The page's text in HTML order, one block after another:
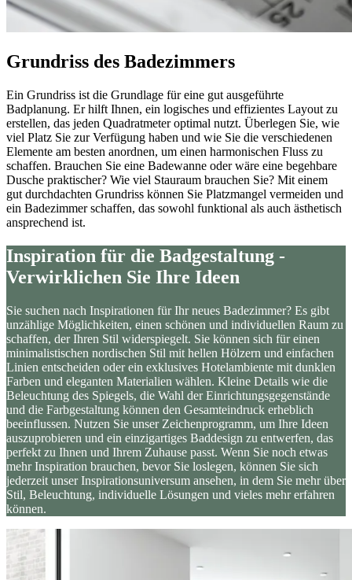
Grundriss des Badezimmers
Ein Grundriss ist die Grundlage für eine gut ausgeführte
Badplanung. Er hilft Ihnen, ein logisches und effizientes Layout zu
erstellen, das jeden Quadratmeter optimal nutzt. Überlegen Sie, wie
viel Platz Sie zur Verfügung haben und wie Sie die verschiedenen
Elemente am besten anordnen, um einen harmonischen Fluss zu
schaffen. Brauchen Sie eine Badewanne oder wäre eine begehbare
Dusche praktischer? Wie viel Stauraum brauchen Sie? Mit einem
gut durchdachten Grundriss können Sie Platzmangel vermeiden und
ein Badezimmer schaffen, das sowohl funktional als auch ästhetisch
ansprechend ist.
Inspiration für die Badgestaltung -
Verwirklichen Sie Ihre Ideen
Sie suchen nach Inspirationen für Ihr neues Badezimmer? Es gibt
unzählige Möglichkeiten, einen schönen und individuellen Raum zu
schaffen, der Ihren Stil widerspiegelt. Sie können sich für einen
minimalistischen nordischen Stil mit hellen Hölzern und einfachen
Linien entscheiden oder ein exklusives Hotelambiente mit dunklen
Farben und eleganten Materialien wählen. Kleine Details wie die
Beleuchtung des Spiegels, die Wahl der Einrichtungsgegenstände
und die Farbgestaltung können den Gesamteindruck erheblich
beeinflussen. Nutzen Sie unser Zeichenprogramm, um Ihre Ideen
auszuprobieren und ein einzigartiges Baddesign zu entwerfen, das
perfekt zu Ihnen und Ihrem Zuhause passt. Wenn Sie noch etwas
mehr Inspiration brauchen, bevor Sie loslegen, können Sie sich
jederzeit unser Inspirationsuniversum ansehen, in dem Sie mehr über
Stil, Beleuchtung, individuelle Lösungen und vieles mehr erfahren
können.